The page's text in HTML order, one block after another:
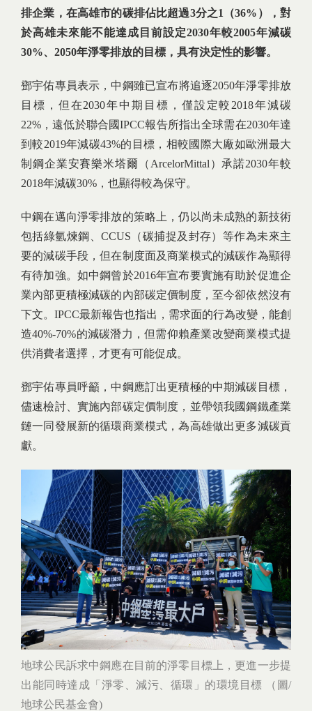
排企業，在高雄市的碳排佔比超過3分之1 （36% ），對
於高雄未來能不能達成目前設定2030年較2005年減碳
30%、2050年淨零排放的目標，具有決定性的影響。
鄧宇佑專員表示，中鋼雖已宣布將追逐2050年淨零排放
目標，但在2030年中期目標，僅設定較2018年減碳
22%，遠低於聯合國IPCC報告所指出全球需在2030年達
到較2019年減碳43%的目標，相較國際大廠如歐洲最大
制鋼企業安賽樂米塔爾（ArcelorMittal）承諾2030年較
2018年減碳30%，也顯得較為保守。
中鋼在邁向淨零排放的策略上，仍以尚未成熟的新技術
包括綠氫煉鋼、CCUS（碳捕捉及封存）等作為未來主
要的減碳手段，但在制度面及商業模式的減碳作為顯得
有待加強。如中鋼曾於2016年宣布要實施有助於促進企
業內部更積極減碳的內部碳定價制度，至今卻依然沒有
下文。IPCC最新報告也指出，需求面的行為改變，能創
造40%-70%的減碳潛力，但需仰賴產業改變商業模式提
供消費者選擇，才更有可能促成。
鄧宇佑專員呼籲，中鋼應訂出更積極的中期減碳目標，
儘速檢討、實施內部碳定價制度，並帶領我國鋼鐵產業
鏈一同發展新的循環商業模式，為高雄做出更多減碳貢
獻。
地球公民訴求中鋼應在目前的淨零目標上，更進一步提
出能同時達成「淨零、減污、循環」的環境目標 （圖/
地球公民基金會)